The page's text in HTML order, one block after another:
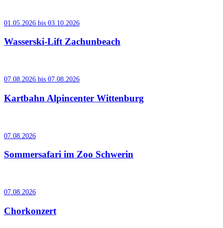
01.05.2026 bis 03.10.2026
Wasserski-Lift Zachunbeach
07.08.2026 bis 07.08.2026
Kartbahn Alpincenter Wittenburg
07.08.2026
Sommersafari im Zoo Schwerin
07.08.2026
Chorkonzert